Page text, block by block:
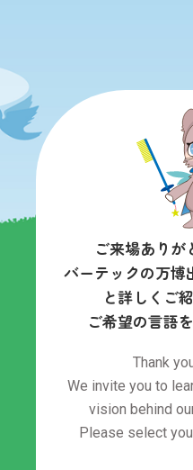
ご来場ありが
バーテックの万博
と詳しくご
ご希望の言語
Thank
We invite you to
vision behind
Please select